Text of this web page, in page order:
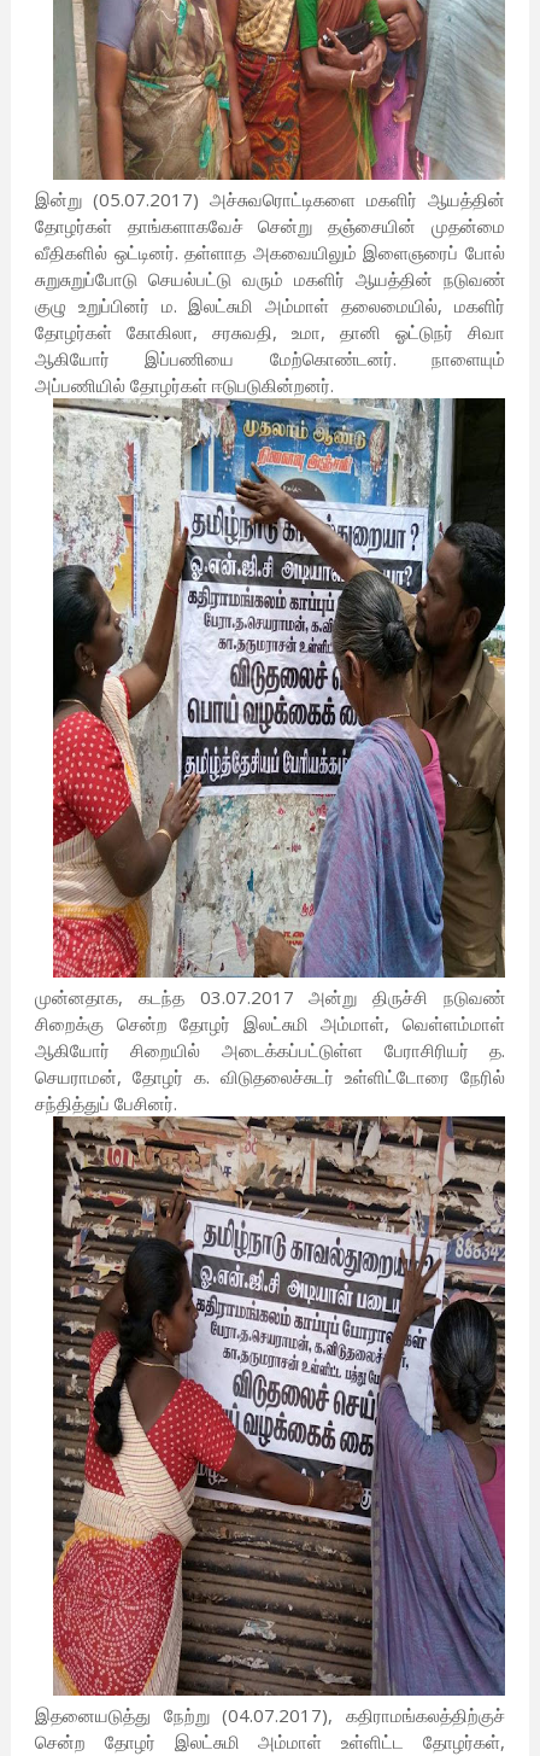
இன்று (05.07.2017) அச்சுவரொட்டிகளை மகளிர் ஆயத்தின்
தோழர்கள் தாங்களாகவேச் சென்று தஞ்சையின் முதன்மை
வீதிகளில் ஒட்டினர். தள்ளாத அகவையிலும் இளைஞரைப் போல்
சுறுசுறுப்போடு செயல்பட்டு வரும் மகளிர் ஆயத்தின் நடுவண்
குழு உறுப்பினர் ம. இலட்சுமி அம்மாள் தலைமையில், மகளிர்
தோழர்கள் கோகிலா, சரசுவதி, உமா, தானி ஓட்டுநர் சிவா
ஆகியோர் இப்பணியை மேற்கொண்டனர். நாளையும்
அப்பணியில் தோழர்கள் ஈடுபடுகின்றனர்.
முன்னதாக, கடந்த 03.07.2017 அன்று திருச்சி நடுவண்
சிறைக்கு சென்ற தோழர் இலட்சுமி அம்மாள், வெள்ளம்மாள்
ஆகியோர் சிறையில் அடைக்கப்பட்டுள்ள பேராசிரியர் த.
செயராமன், தோழர் க. விடுதலைச்சுடர் உள்ளிட்டோரை நேரில்
சந்தித்துப் பேசினர்.
இதனையடுத்து நேற்று (04.07.2017), கதிராமங்கலத்திற்குச்
சென்ற தோழர் இலட்சுமி அம்மாள் உள்ளிட்ட தோழர்கள்,